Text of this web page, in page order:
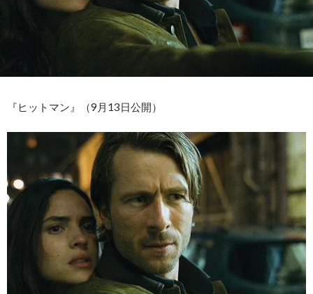
『ヒットマン』（9月13日公開）